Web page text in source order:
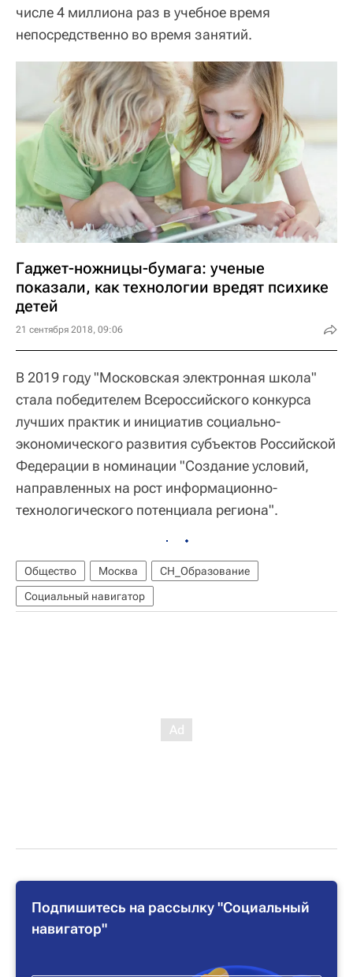
числе 4 миллиона раз в учебное время
непосредственно во время занятий.
Гаджет-ножницы-бумага: ученые
показали, как технологии вредят психике
детей
21 сентября 2018, 09:06
В 2019 году "Московская электронная школа"
стала победителем Всероссийского конкурса
лучших практик и инициатив социально-
экономического развития субъектов Российской
Федерации в номинации "Создание условий,
направленных на рост информационно-
технологического потенциала региона".
Общество Москва
СН_Образование
Социальный навигатор
Подпишитесь на рассылку "Социальный
навигатор"